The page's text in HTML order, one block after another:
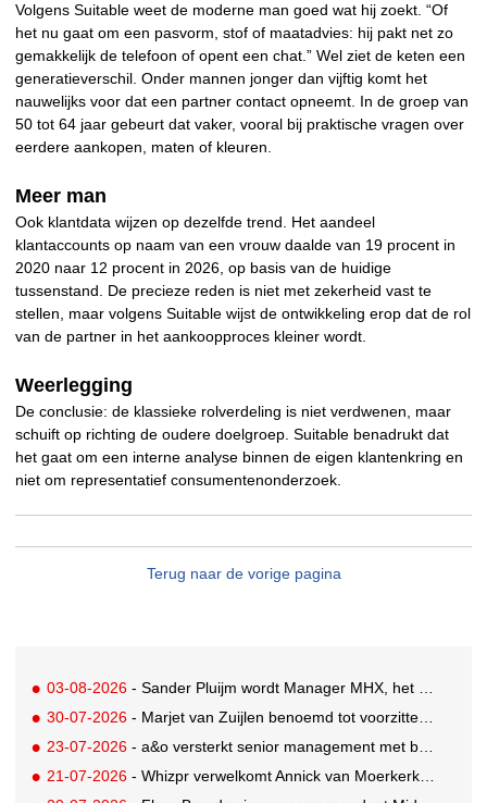
Volgens Suitable weet de moderne man goed wat hij zoekt. “Of
het nu gaat om een pasvorm, stof of maatadvies: hij pakt net zo
gemakkelijk de telefoon of opent een chat.” Wel ziet de keten een
generatieverschil. Onder mannen jonger dan vijftig komt het
nauwelijks voor dat een partner contact opneemt. In de groep van
50 tot 64 jaar gebeurt dat vaker, vooral bij praktische vragen over
eerdere aankopen, maten of kleuren.
Meer man
Ook klantdata wijzen op dezelfde trend. Het aandeel
klantaccounts op naam van een vrouw daalde van 19 procent in
2020 naar 12 procent in 2026, op basis van de huidige
tussenstand. De precieze reden is niet met zekerheid vast te
stellen, maar volgens Suitable wijst de ontwikkeling erop dat de rol
van de partner in het aankoopproces kleiner wordt.
Weerlegging
De conclusie: de klassieke rolverdeling is niet verdwenen, maar
schuift op richting de oudere doelgroep. Suitable benadrukt dat
het gaat om een interne analyse binnen de eigen klantenkring en
niet om representatief consumentenonderzoek.
Terug naar de vorige pagina
03-08-2026 - Sander Pluijm wordt Manager MHX, het branded content label van Mediahuis
30-07-2026 - Marjet van Zuijlen benoemd tot voorzitter Raad van Toezicht Eye Filmmuseum
23-07-2026 - a&o versterkt senior management met benoeming Markus Harder tot CFO
21-07-2026 - Whizpr verwelkomt Annick van Moerkerk als Junior PR-Consultant